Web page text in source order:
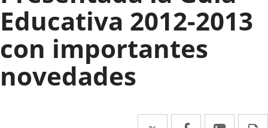
Educativa 2012-2013
con importantes
novedades